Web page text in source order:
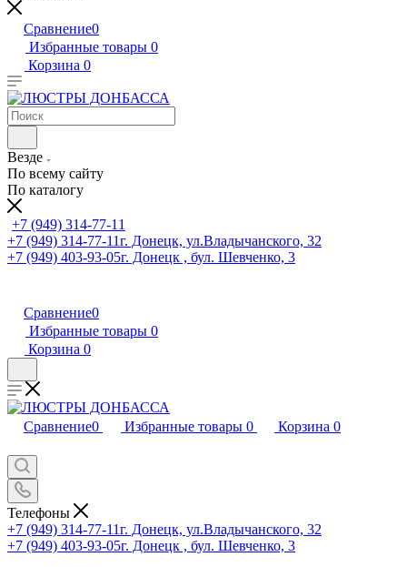
Сравнение0
Избранные товары 0
Корзина 0
Везде
По всему сайту
По каталогу
+7 (949) 314-77-11
+7 (949) 314-77-11г. Донецк, ул.Владычанского, 32
+7 (949) 403-93-05г. Донецк , бул. Шевченко, 3
Сравнение0
Избранные товары 0
Корзина 0
Сравнение0 Избранные товары 0 Корзина 0
Телефоны
+7 (949) 314-77-11г. Донецк, ул.Владычанского, 32
+7 (949) 403-93-05г. Донецк , бул. Шевченко, 3